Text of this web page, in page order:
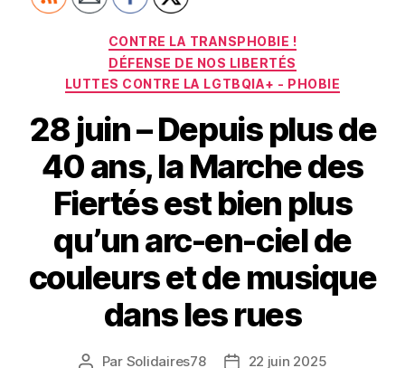
Catégories
CONTRE LA TRANSPHOBIE !
DÉFENSE DE NOS LIBERTÉS
LUTTES CONTRE LA LGTBQIA+ - PHOBIE
28 juin – Depuis plus de
40 ans, la Marche des
Fiertés est bien plus
qu’un arc-en-ciel de
couleurs et de musique
dans les rues
Auteur
Par Solidaires78
Date22 juin 2025